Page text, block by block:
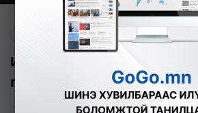
Израил Иран руу
газрын тосны үнэ 5